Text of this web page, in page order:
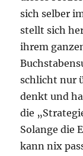
sich selber
stellt sich
ihrem
schlicht nur
denkt und
die
Solange die
kann nix